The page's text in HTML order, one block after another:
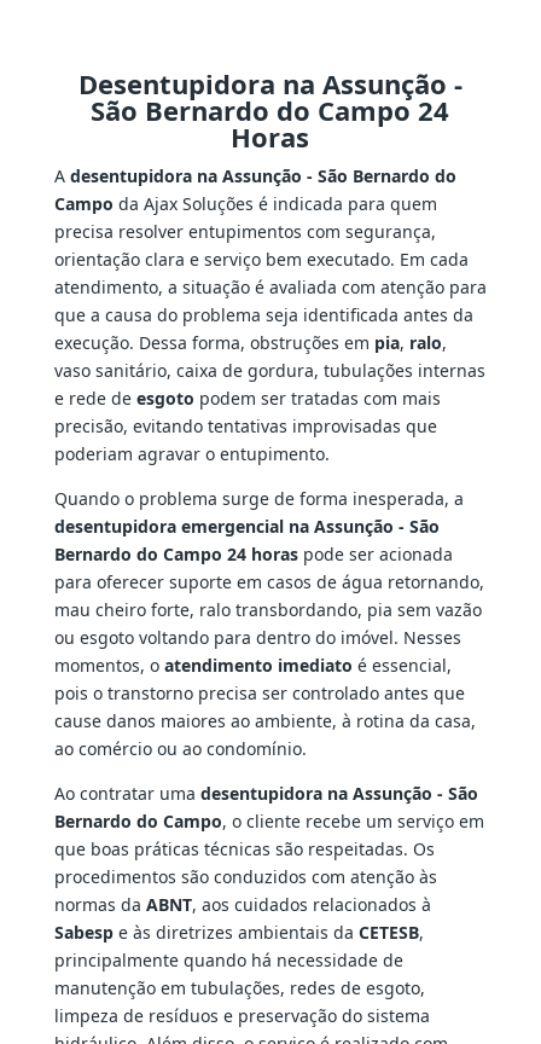
Desentupidora na Assunção -
São Bernardo do Campo 24
Horas
A desentupidora na Assunção - São Bernardo do
Campo da Ajax Soluções é indicada para quem
precisa resolver entupimentos com segurança,
orientação clara e serviço bem executado. Em cada
atendimento, a situação é avaliada com atenção para
que a causa do problema seja identificada antes da
execução. Dessa forma, obstruções em pia, ralo,
vaso sanitário, caixa de gordura, tubulações internas
e rede de esgoto podem ser tratadas com mais
precisão, evitando tentativas improvisadas que
poderiam agravar o entupimento.
Quando o problema surge de forma inesperada, a
desentupidora emergencial na Assunção - São
Bernardo do Campo 24 horaspode ser acionada
para oferecer suporte em casos de água retornando,
mau cheiro forte, ralo transbordando, pia sem vazão
ou esgoto voltando para dentro do imóvel. Nesses
momentos, o atendimento imediato é essencial,
pois o transtorno precisa ser controlado antes que
cause danos maiores ao ambiente, à rotina da casa,
ao comércio ou ao condomínio.
Ao contratar uma desentupidora na Assunção - São
Bernardo do Campo, o cliente recebe um serviço em
que boas práticas técnicas são respeitadas. Os
procedimentos são conduzidos com atenção às
normas da ABNT, aos cuidados relacionados à
Sabespe às diretrizes ambientais da CETESB,
principalmente quando há necessidade de
manutenção em tubulações, redes de esgoto,
limpeza de resíduos e preservação do sistema